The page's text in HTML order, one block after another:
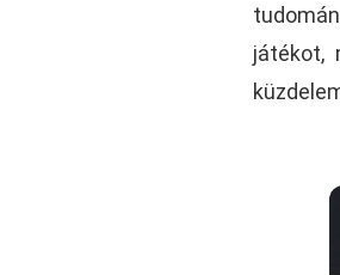
játékot,